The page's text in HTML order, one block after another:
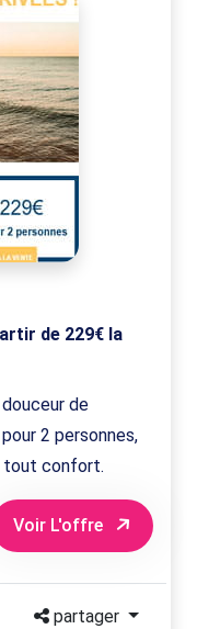
de 229€ la
de
2 personnes,
tout confort.
Voir L'offre
partager